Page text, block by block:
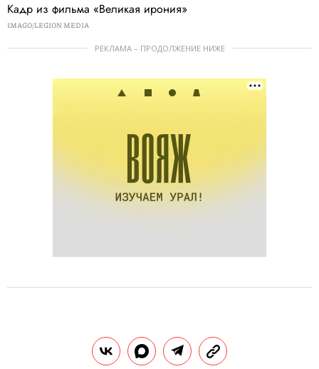
Кадр из фильма «Великая ирония»
IMAGO/LEGION MEDIA
РЕКЛАМА – ПРОДОЛЖЕНИЕ НИЖЕ